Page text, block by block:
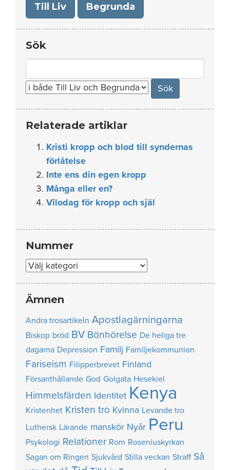
Till Liv Begrunda
Sök
for:
Relaterade artiklar
Kristi kropp och blod till syndernas
förlåtelse
Inte ens din egen kropp
Många eller en?
Vilodag för kropp och själ
Nummer
Nummer
Ämnen
Andra trosartikeln Apostlagärningarna
Biskop bröd BV Bönhörelse De heliga tre
dagarna Depression Familj Familjekommunion
Fariseism Filipperbrevet Finland
Försanthållande God Golgata Hesekiel
Himmelsfärden Identitet Kenya
Kristenhet Kristen tro Kvinna Levande tro
Luthersk Lärande manskör Nyår Peru
Psykologi Relationer Rom Roseniuskyrkan
Sagan om Ringen Sjukvård Stilla veckan Straff Så